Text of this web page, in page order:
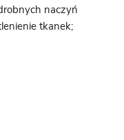
naczyń
tkanek;